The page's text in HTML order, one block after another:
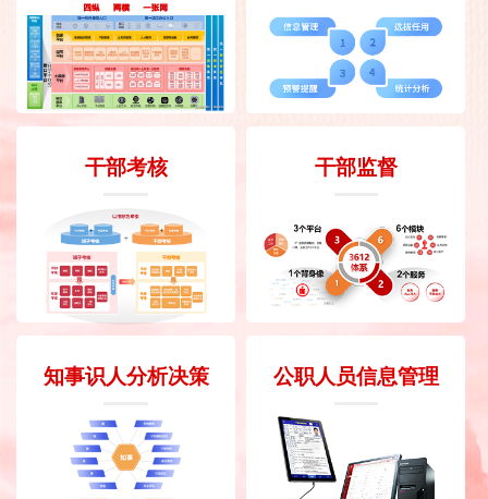
干部考核 干部监督
知事识人分析决策 公职人员信息管理